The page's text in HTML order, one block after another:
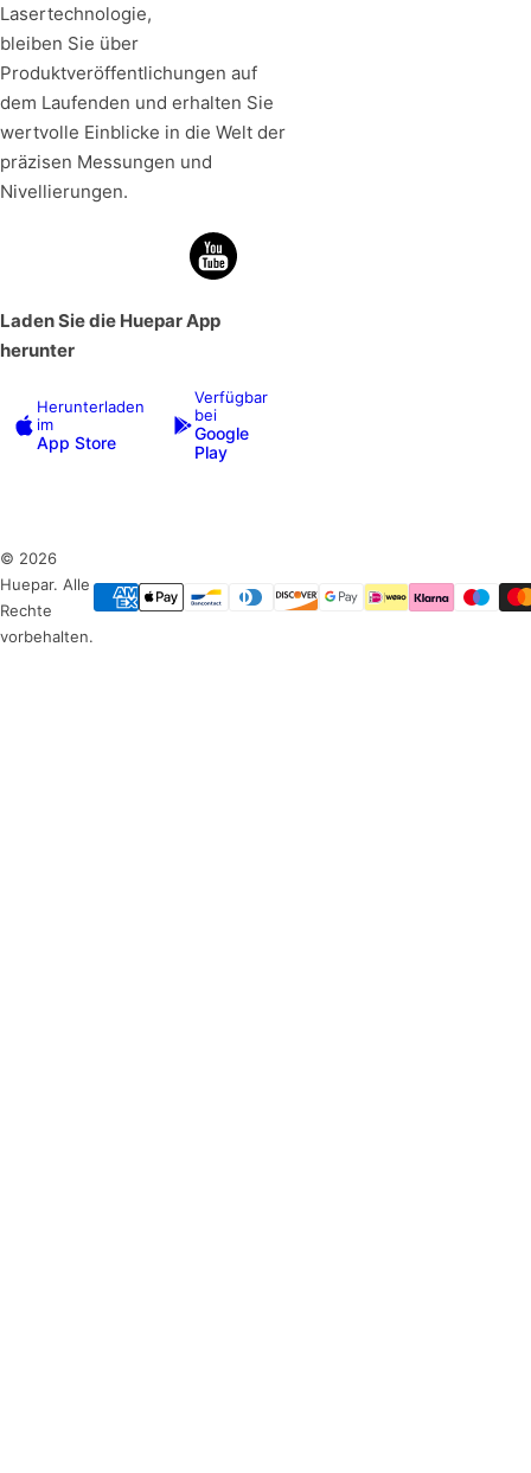
Lasertechnologie,
bleiben Sie über
Produktveröffentlichungen auf
dem Laufenden und erhalten Sie
wertvolle Einblicke in die Welt der
präzisen Messungen und
Nivellierungen.
Laden Sie die Huepar App
herunter
Herunterladen
im
App Store
Verfügbar
bei
Google
Play
© 2026
Huepar. Alle
Rechte
vorbehalten.